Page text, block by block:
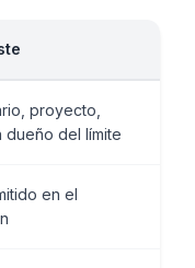
proyecto,
dueño del límite
en el